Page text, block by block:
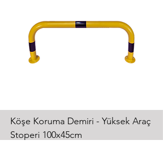
Köşe Koruma Demiri - Yüksek Araç
Stoperi 100x45cm